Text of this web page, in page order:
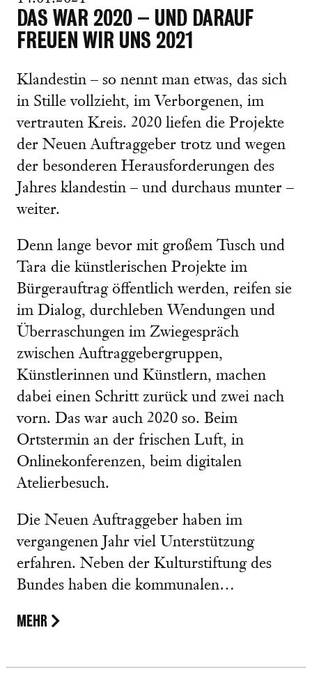
DAS WAR 2020 – UND DARAUF
FREUEN WIR UNS 2021
Klandestin – so nennt man etwas, das sich
in Stille vollzieht, im Verborgenen, im
vertrauten Kreis. 2020 liefen die Projekte
der Neuen Auftraggeber trotz und wegen
der besonderen Herausforderungen des
Jahres klandestin – und durchaus munter –
weiter.
Denn lange bevor mit großem Tusch und
Tara die künstlerischen Projekte im
Bürgerauftrag öffentlich werden, reifen sie
im Dialog, durchleben Wendungen und
Überraschungen im Zwiegespräch
zwischen Auftraggebergruppen,
Künstlerinnen und Künstlern, machen
dabei einen Schritt zurück und zwei nach
vorn. Das war auch 2020 so. Beim
Ortstermin an der frischen Luft, in
Onlinekonferenzen, beim digitalen
Atelierbesuch.
Die Neuen Auftraggeber haben im
vergangenen Jahr viel Unterstützung
erfahren. Neben der Kulturstiftung des
Bundes haben die kommunalen…
MEHR